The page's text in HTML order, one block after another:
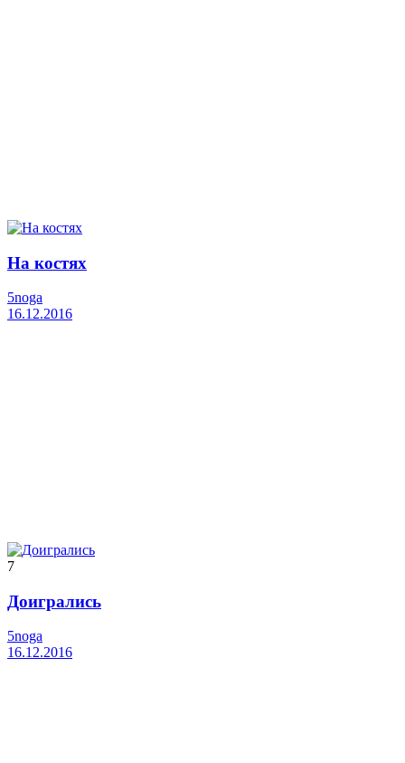
На костях
5noga
16.12.2016
7
Доигрались
5noga
16.12.2016